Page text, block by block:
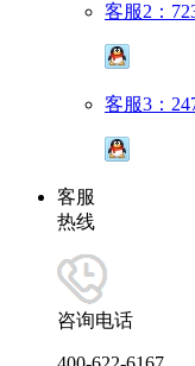
客服2：
客服3：
客服
热线
咨询电话